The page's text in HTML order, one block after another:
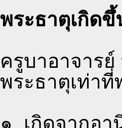
พระธาตุเกิดขึ้
ครูบาอาจารย์
พระธาตุเท่า
๑. เกิดจากอ